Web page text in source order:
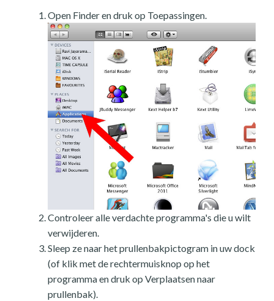
Open Finder en druk op Toepassingen.
Controleer alle verdachte programma's die u wilt
verwijderen.
Sleep ze naar het prullenbakpictogram in uw dock
(of klik met de rechtermuisknop op het
programma en druk op Verplaatsen naar
prullenbak).